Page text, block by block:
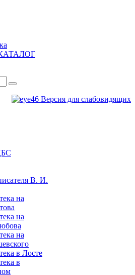
Версия для слабовидящих
В. И.
на
на
на
в Лосте
в